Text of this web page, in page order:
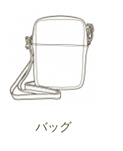
バッグ